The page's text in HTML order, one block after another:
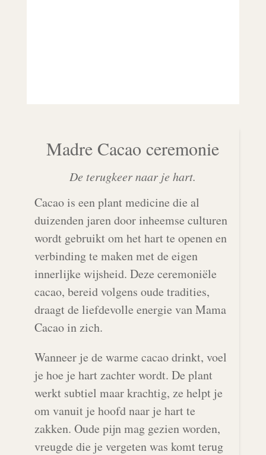
Madre Cacao ceremonie
De terugkeer naar je hart.
Cacao is een plant medicine die al
duizenden jaren door inheemse culturen
wordt gebruikt om het hart te openen en
verbinding te maken met de eigen
innerlijke wijsheid. Deze ceremoniële
cacao, bereid volgens oude tradities,
draagt de liefdevolle energie van Mama
Cacao in zich.
Wanneer je de warme cacao drinkt, voel
je hoe je hart zachter wordt. De plant
werkt subtiel maar krachtig, ze helpt je
om vanuit je hoofd naar je hart te
zakken. Oude pijn mag gezien worden,
vreugde die je vergeten was komt terug